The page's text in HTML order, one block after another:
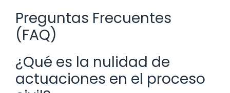
Preguntas Frecuentes
(FAQ)
¿Qué es la nulidad de
actuaciones en el proceso